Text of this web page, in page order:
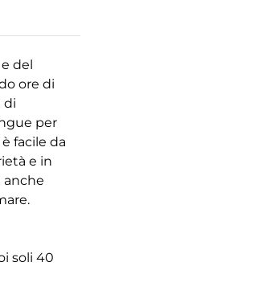
del
ore di
di
per
facile da
e in
anche
soli 40